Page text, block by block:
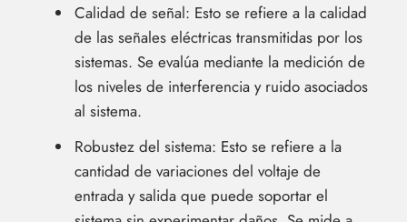
Calidad de señal: Esto se refiere a la calidad
de las señales eléctricas transmitidas por los
sistemas. Se evalúa mediante la medición de
los niveles de interferencia y ruido asociados
al sistema.
Robustez del sistema: Esto se refiere a la
cantidad de variaciones del voltaje de
entrada y salida que puede soportar el